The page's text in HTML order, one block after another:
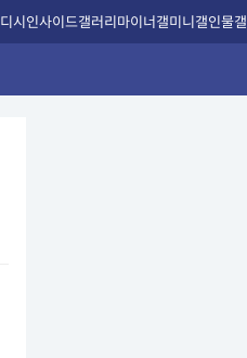
디시인사이드갤러리마이너갤미니갤인물갤